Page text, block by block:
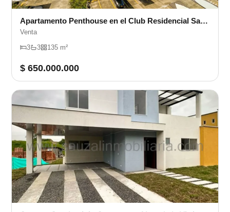
Apartamento Penthouse en el Club Residencial Santa Fé
Venta
3 3 135 m²
$ 650.000.000